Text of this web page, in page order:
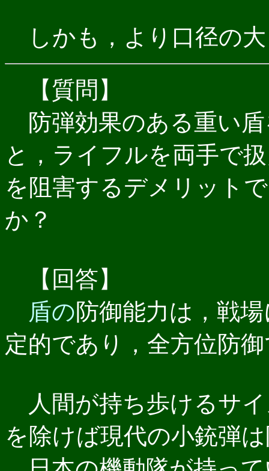
しかも，より口径の
【質問】
防弾効果のある重い
と，ライフルを両手で
を阻害するデメリット
か？
【回答】
盾の防御能力は，戦
定的であり，全方位防
人間が持ち歩けるサ
を除けば現代の小銃弾